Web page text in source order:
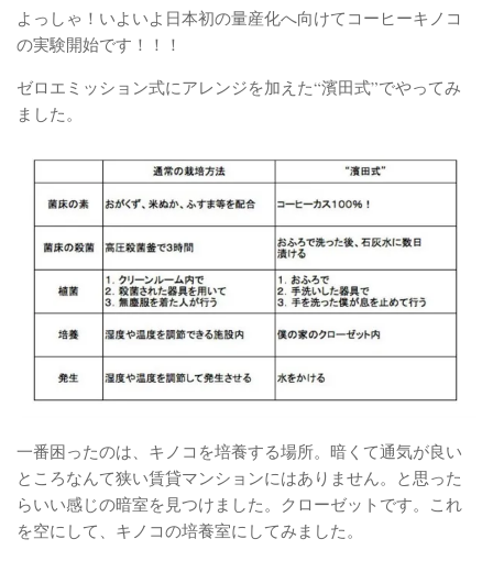
よっしゃ！いよいよ日本初の量産化へ向けてコーヒーキノコ
の実験開始です！！！
ゼロエミッション式にアレンジを加えた“濱田式”でやってみ
ました。
一番困ったのは、キノコを培養する場所。暗くて通気が良い
ところなんて狭い賃貸マンションにはありません。と思った
らいい感じの暗室を見つけました。クローゼットです。これ
を空にして、キノコの培養室にしてみました。